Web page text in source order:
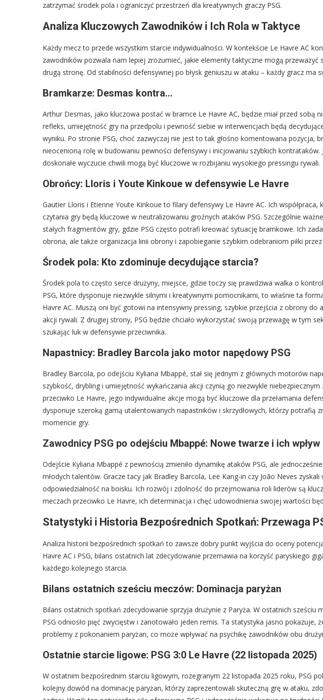
zatrzymać środek pola i ograniczyć przestrzeń dla kreatywnych graczy PSG.
Analiza Kluczowych Zawodników i Ich Rola w Taktyce
Każdy mecz to przede wszystkim starcie indywidualności. W kontekście Le Havre AC
zawodników pozwala nam lepiej zrozumieć, jakie elementy taktyczne mogą przeważyć
drugą stronę. Od stabilności defensywnej po błysk geniuszu w ataku – każdy gracz ma
Bramkarze: Desmas kontra…
Arthur Desmas, jako kluczowa postać w bramce Le Havre AC, będzie miał przed sobą
refleks, umiejętność gry na przedpolu i pewność siebie w interwencjach będą
wyniku. Po stronie PSG, choć zazwyczaj nie jest to tak głośno komentowana pozycja,
nieocenioną rolę w budowaniu pewności defensywy i inicjowaniu szybkich
doskonałe wyczucie chwili mogą być kluczowe w rozbijaniu wysokiego pressingu rywali.
Obrońcy: Lloris i Youte Kinkoue w defensywie Le Havre
Gautier Lloris i Etienne Youte Kinkoue to filary defensywy Le Havre AC. Ich
czytania gry będą kluczowe w neutralizowaniu groźnych ataków PSG. Szczególnie
stałych fragmentów gry, gdzie PSG często potrafi kreować sytuację bramkowe. Ich
obrona, ale także organizacja linii obrony i zapobieganie szybkim odebraniom piłki
Środek pola: Kto zdominuje decydujące starcia?
Środek pola to często serce drużyny, miejsce, gdzie toczy się prawdziwa walka o
PSG, które dysponuje niezwykle silnymi i kreatywnymi pomocnikami, to właśnie ta
Havre AC. Muszą oni być gotowi na intensywny pressing, szybkie przejścia z obrony do
akcji rywali. Z drugiej strony, PSG będzie chciało wykorzystać swoją przewagę w tym
szukając luk w defensywie przeciwnika.
Napastnicy: Bradley Barcola jako motor napędowy PSG
Bradley Barcola, po odejściu Kyliana Mbappé, stał się jednym z głównych motorów
szybkość, drybling i umiejętność wykańczania akcji czynią go niezwykle
przeciwko Le Havre, jego indywidualne akcje mogą być kluczowe dla przełamania
dysponuje szeroką gamą utalentowanych napastników i skrzydłowych, którzy potrafią
momencie gry.
Zawodnicy PSG po odejściu Mbappé: Nowe twarze i ich wpływ
Odejście Kyliana Mbappé z pewnością zmieniło dynamikę ataków PSG, ale
młodych talentów. Gracze tacy jak Bradley Barcola, Lee Kang-in czy João Neves
odpowiedzialność na boisku. Ich rozwój i zdolność do przejmowania roli liderów są
meczach przeciwko Le Havre, ich determinacja i chęć udowodnienia swojej wartości
Statystyki i Historia Bezpośrednich Spotkań: Przewaga
Analiza historii bezpośrednich spotkań to zawsze dobry punkt wyjścia do oceny
Havre AC i PSG, bilans ostatnich lat zdecydowanie przemawia na korzyść paryskiego
każdego kolejnego starcia.
Bilans ostatnich sześciu meczów: Dominacja paryżan
Bilans ostatnich spotkań zdecydowanie sprzyja drużynie z Paryża. W ostatnich sześciu
PSG odniosło pięć zwycięstw i zanotowało jeden remis. Ta statystyka jasno pokazuje,
problemy z pokonaniem paryżan, co może wpływać na psychikę zawodników obu
Ostatnie starcie ligowe: PSG 3:0 Le Havre (22 listopada 2025)
W ostatnim bezpośrednim starciu ligowym, rozegranym 22 listopada 2025 roku, PSG
kolejny dowód na dominację paryżan, którzy zaprezentowali skuteczną grę w ataku,